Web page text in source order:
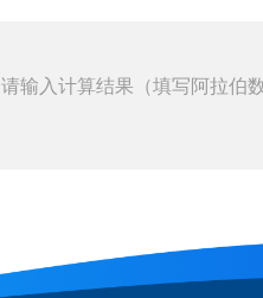
请输入计算结果（填写阿拉伯